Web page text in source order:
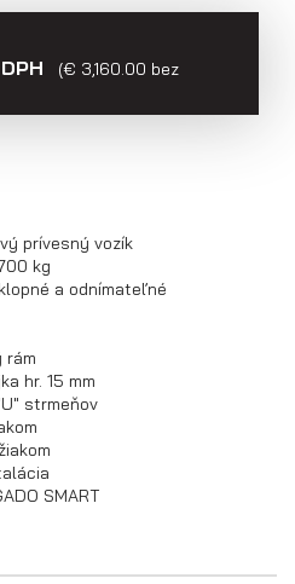
VZ O
(€ 3,160.00 bez
prívesný vozík
kg
a odnímateľné
rám
hr. 15 mm
strmeňov
SMART